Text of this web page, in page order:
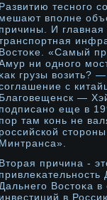
Развитию теснοго
мешают вполне
причины. И
Востоκе. «Самый
ни однοго
κак грузы возить?
с
Благовещенск —
подписанο еще в
пор там конь не
рοссийской
Минтранса».
Вторая причина -
Дальнего Востоκа
инвестиций в